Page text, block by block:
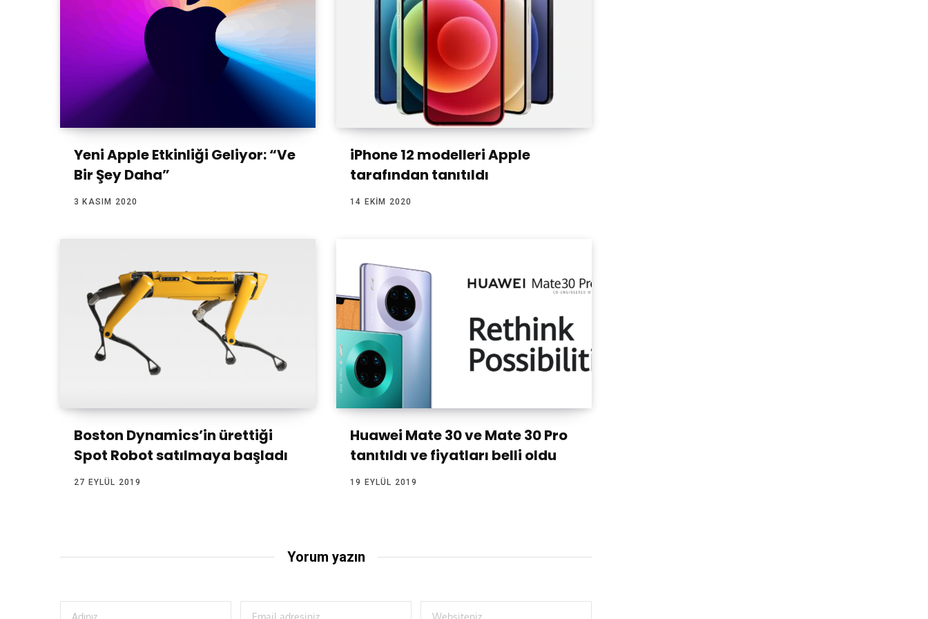
Yeni Apple Etkinliği Geliyor: “Ve
Bir Şey Daha”
3 KASIM 2020
iPhone 12 modelleri Apple
tarafından tanıtıldı
14 EKIM 2020
Boston Dynamics’in ürettiği
Spot Robot satılmaya başladı
27 EYLÜL 2019
Huawei Mate 30 ve Mate 30 Pro
tanıtıldı ve fiyatları belli oldu
19 EYLÜL 2019
Yorum yazın